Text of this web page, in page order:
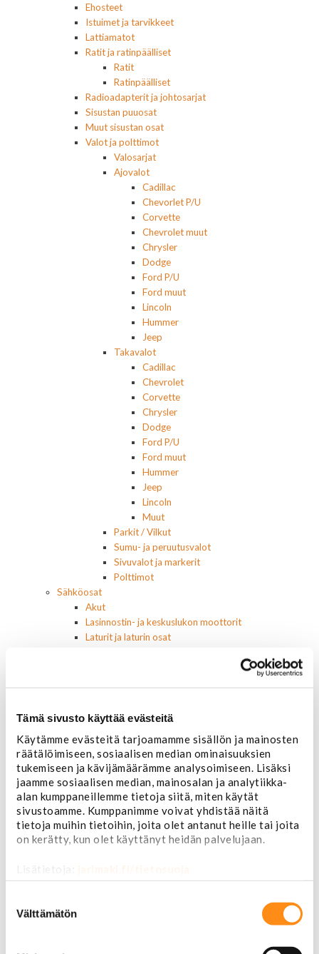
Tämä sivusto käyttää evästeitä
Käytämme evästeitä tarjoamamme sisällön ja mainosten
räätälöimiseen, sosiaalisen median ominaisuuksien
tukemiseen ja kävijämäärämme analysoimiseen. Lisäksi
jaamme sosiaalisen median, mainosalan ja analytiikka-
alan kumppaneillemme tietoja siitä, miten käytät
sivustoamme. Kumppanimme voivat yhdistää näitä
tietoja muihin tietoihin, joita olet antanut heille tai joita
on kerätty, kun olet käyttänyt heidän palvelujaan.
Lisätietoja: jarimaki.fi/tietosuoja
valinta
Välttämätön
Ehosteet
Istuimet ja tarvikkeet
Lattiamatot
Ratit ja ratinpäälliset
Ratit
Ratinpäälliset
Radioadapterit ja johtosarjat
Sisustan puuosat
Muut sisustan osat
Valot ja polttimot
Valosarjat
Ajovalot
Cadillac
Chevorlet P/U
Corvette
Chevrolet muut
Chrysler
Dodge
Ford P/U
Ford muut
Lincoln
Hummer
Jeep
Takavalot
Cadillac
Chevrolet
Corvette
Chrysler
Dodge
Ford P/U
Ford muut
Hummer
Jeep
Lincoln
Muut
Parkit / Vilkut
Sumu- ja peruutusvalot
Sivuvalot ja markerit
Polttimot
Sähköosat
Akut
Lasinnostin- ja keskuslukon moottorit
Laturit ja laturin osat
Kennot
Käyttöpaneelit / kytkimet
Moottorit
Ilmastoinnin osat
Muut
Ohjainlaitteet
Startit ja startin osat
Starttimoottorit
Starttimoottorin osat